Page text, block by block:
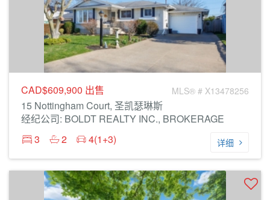
CAD$609,900 出售 MLS® # X13478256
15 Nottingham Court, 圣凯瑟琳斯
经纪公司: BOLDT REALTY INC., BROKERAGE
3
2 4(1+3) 详细